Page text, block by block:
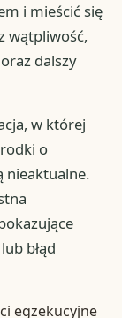
i mieścić się
wątpliwość,
dalszy
w której
o
nieaktualne.
błąd
egzekucyjne